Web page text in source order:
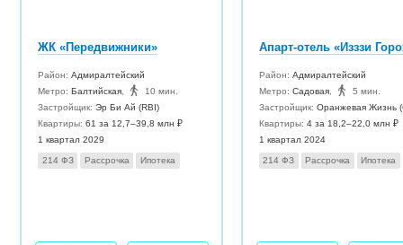
ЖК «Передвижники»
Район:Адмиралтейский
Метро: Балтийская
10 мин.
Застройщик:Эр Би Ай (RBI)
Квартиры:61 за 12,7–39,8 млн ₽
1 квартал 2029
214 ФЗ Рассрочка Ипотека
Район: Адмиралтейский
Метро: Садовая,
5 мин.
Застройщик: Оранжевая Жизнь (Orange
Квартиры: 4 за 18,2–22,0 млн ₽
1 квартал 2024
214 ФЗ Рассрочка Ипотека